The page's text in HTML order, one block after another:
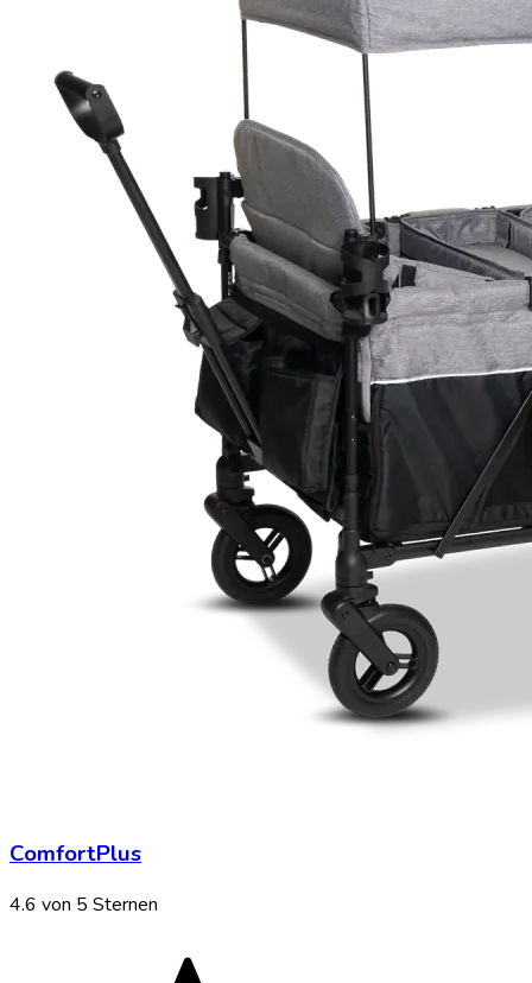
ComfortPlus
4.6 von 5 Sternen